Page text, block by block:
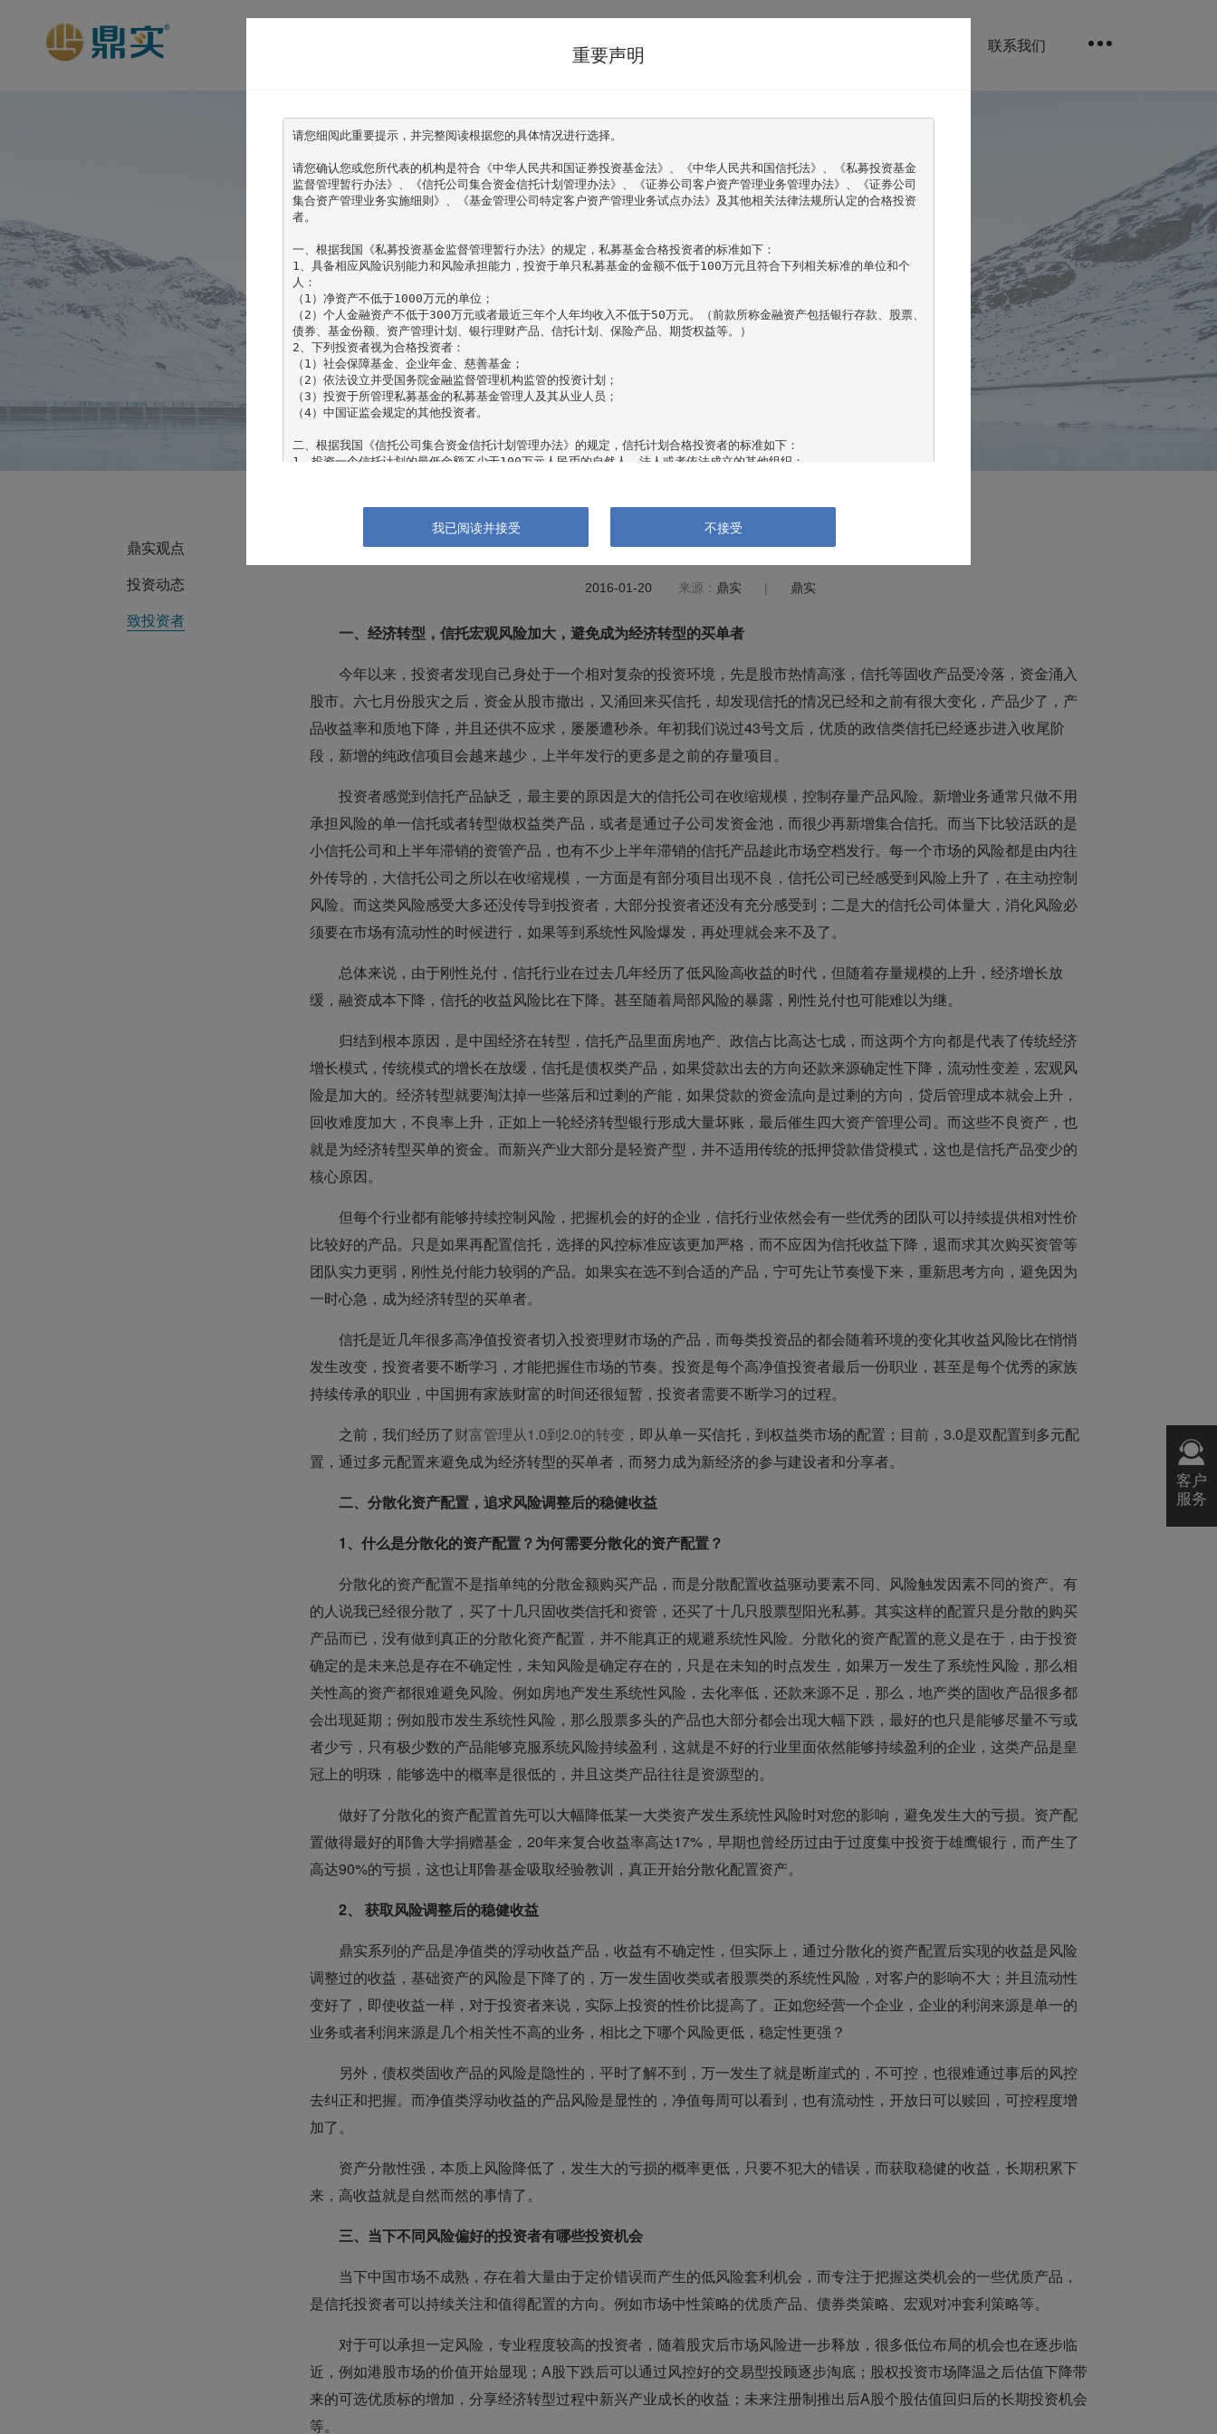
关于鼎实 联系我们
鼎实观点
投资动态
致投资者
财富管理3.0，避免成为经济转型的买单者（2016年）
2016-01-20 来源： 鼎实 | 鼎实
一、经济转型，信托宏观风险加大，避免成为经济转型的买单者
今年以来，投资者发现自己身处于一个相对复杂的投资环境，先是股市热情高涨，信托等固收产品受冷落，资金涌入
股市。六七月份股灾之后，资金从股市撤出，又涌回来买信托，却发现信托的情况已经和之前有很大变化，产品少了，产
品收益率和质地下降，并且还供不应求，屡屡遭秒杀。年初我们说过43号文后，优质的政信类信托已经逐步进入收尾阶
段，新增的纯政信项目会越来越少，上半年发行的更多是之前的存量项目。
投资者感觉到信托产品缺乏，最主要的原因是大的信托公司在收缩规模，控制存量产品风险。新增业务通常只做不用
承担风险的单一信托或者转型做权益类产品，或者是通过子公司发资金池，而很少再新增集合信托。而当下比较活跃的是
小信托公司和上半年滞销的资管产品，也有不少上半年滞销的信托产品趁此市场空档发行。每一个市场的风险都是由内往
外传导的，大信托公司之所以在收缩规模，一方面是有部分项目出现不良，信托公司已经感受到风险上升了，在主动控制
风险。而这类风险感受大多还没传导到投资者，大部分投资者还没有充分感受到；二是大的信托公司体量大，消化风险必
须要在市场有流动性的时候进行，如果等到系统性风险爆发，再处理就会来不及了。
总体来说，由于刚性兑付，信托行业在过去几年经历了低风险高收益的时代，但随着存量规模的上升，经济增长放
缓，融资成本下降，信托的收益风险比在下降。甚至随着局部风险的暴露，刚性兑付也可能难以为继。
归结到根本原因，是中国经济在转型，信托产品里面房地产、政信占比高达七成，而这两个方向都是代表了传统经济
增长模式，传统模式的增长在放缓，信托是债权类产品，如果贷款出去的方向还款来源确定性下降，流动性变差，宏观风
险是加大的。经济转型就要淘汰掉一些落后和过剩的产能，如果贷款的资金流向是过剩的方向，贷后管理成本就会上升，
回收难度加大，不良率上升，正如上一轮经济转型银行形成大量坏账，最后催生四大资产管理公司。而这些不良资产，也
就是为经济转型买单的资金。而新兴产业大部分是轻资产型，并不适用传统的抵押贷款借贷模式，这也是信托产品变少的
核心原因。
但每个行业都有能够持续控制风险，把握机会的好的企业，信托行业依然会有一些优秀的团队可以持续提供相对性价
比较好的产品。只是如果再配置信托，选择的风控标准应该更加严格，而不应因为信托收益下降，退而求其次购买资管等
团队实力更弱，刚性兑付能力较弱的产品。如果实在选不到合适的产品，宁可先让节奏慢下来，重新思考方向，避免因为
一时心急，成为经济转型的买单者。
信托是近几年很多高净值投资者切入投资理财市场的产品，而每类投资品的都会随着环境的变化其收益风险比在悄悄
发生改变，投资者要不断学习，才能把握住市场的节奏。投资是每个高净值投资者最后一份职业，甚至是每个优秀的家族
持续传承的职业，中国拥有家族财富的时间还很短暂，投资者需要不断学习的过程。
之前，我们经历了财富管理从1.0到2.0的转变 ，即从单一买信托，到权益类市场的配置；目前，3.0是双配置到多元配
置，通过多元配置来避免成为经济转型的买单者，而努力成为新经济的参与建设者和分享者。
二、分散化资产配置，追求风险调整后的稳健收益
1、什么是分散化的资产配置？为何需要分散化的资产配置？
分散化的资产配置不是指单纯的分散金额购买产品，而是分散配置收益驱动要素不同、风险触发因素不同的资产。有
的人说我已经很分散了，买了十几只固收类信托和资管，还买了十几只股票型阳光私募。其实这样的配置只是分散的购买
产品而已，没有做到真正的分散化资产配置，并不能真正的规避系统性风险。分散化的资产配置的意义是在于，由于投资
确定的是未来总是存在不确定性，未知风险是确定存在的，只是在未知的时点发生，如果万一发生了系统性风险，那么相
关性高的资产都很难避免风险。例如房地产发生系统性风险，去化率低，还款来源不足，那么，地产类的固收产品很多都
会出现延期；例如股市发生系统性风险，那么股票多头的产品也大部分都会出现大幅下跌，最好的也只是能够尽量不亏或
者少亏，只有极少数的产品能够克服系统风险持续盈利，这就是不好的行业里面依然能够持续盈利的企业，这类产品是皇
冠上的明珠，能够选中的概率是很低的，并且这类产品往往是资源型的。
做好了分散化的资产配置首先可以大幅降低某一大类资产发生系统性风险时对您的影响，避免发生大的亏损。资产配
置做得最好的耶鲁大学捐赠基金，20年来复合收益率高达17%，早期也曾经历过由于过度集中投资于雄鹰银行，而产生了
高达90%的亏损，这也让耶鲁基金吸取经验教训，真正开始分散化配置资产。
2、 获取风险调整后的稳健收益
鼎实系列的产品是净值类的浮动收益产品，收益有不确定性，但实际上，通过分散化的资产配置后实现的收益是风险
调整过的收益，基础资产的风险是下降了的，万一发生固收类或者股票类的系统性风险，对客户的影响不大；并且流动性
变好了，即使收益一样，对于投资者来说，实际上投资的性价比提高了。正如您经营一个企业，企业的利润来源是单一的
业务或者利润来源是几个相关性不高的业务，相比之下哪个风险更低，稳定性更强？
另外，债权类固收产品的风险是隐性的，平时了解不到，万一发生了就是断崖式的，不可控，也很难通过事后的风控
去纠正和把握。而净值类浮动收益的产品风险是显性的，净值每周可以看到，也有流动性，开放日可以赎回，可控程度增
加了。
资产分散性强，本质上风险降低了，发生大的亏损的概率更低，只要不犯大的错误，而获取稳健的收益，长期积累下
来，高收益就是自然而然的事情了。
三、当下不同风险偏好的投资者有哪些投资机会
当下中国市场不成熟，存在着大量由于定价错误而产生的低风险套利机会，而专注于把握这类机会的一些优质产品，
是信托投资者可以持续关注和值得配置的方向。例如市场中性策略的优质产品、 债券类策略、宏观对冲套利策略等。
对于可以承担一定风险，专业程度较高的投资者，随着股灾后市场风险进一步释放，很多低位布局的机会也在逐步临
近，例如港股市场的价值开始显现；A股下跌后可以通过风控好的交易型投顾逐步淘底；股权投资市场降温之后估值下降带
来的可选优质标的增加，分享经济转型过程中新兴产业成长的收益；未来注册制推出后A股个股估值回归后的长期投资机会
等。
重要声明
请您细阅此重要提示，并完整阅读根据您的具体情况进行选择。
请您确认您或您所代表的机构是符合《中华人民共和国证券投资基金法》、《中华人民共和国信托法》、《私募投资基金
监督管理暂行办法》、《信托公司集合资金信托计划管理办法》、《证券公司客户资产管理业务管理办法》、《证券公司
集合资产管理业务实施细则》、《基金管理公司特定客户资产管理业务试点办法》及其他相关法律法规所认定的合格投资
者。
一、根据我国《私募投资基金监督管理暂行办法》的规定，私募基金合格投资者的标准如下：
1、具备相应风险识别能力和风险承担能力，投资于单只私募基金的金额不低于100万元且符合下列相关标准的单位和个
人：
（1）净资产不低于1000万元的单位；
（2）个人金融资产不低于300万元或者最近三年个人年均收入不低于50万元。（前款所称金融资产包括银行存款、股票、
债券、基金份额、资产管理计划、银行理财产品、信托计划、保险产品、期货权益等。）
2、下列投资者视为合格投资者：
（1）社会保障基金、企业年金、慈善基金；
（2）依法设立并受国务院金融监督管理机构监管的投资计划；
（3）投资于所管理私募基金的私募基金管理人及其从业人员；
（4）中国证监会规定的其他投资者。
二、根据我国《信托公司集合资金信托计划管理办法》的规定，信托计划合格投资者的标准如下：
1、投资一个信托计划的最低金额不少于100万元人民币的自然人、法人或者依法成立的其他组织；
且能提供相关收入证明的自然人。
三、根据我国《证券公司客户资产管理业务管理办法》的规定，集合资产管理计划合格投资者的标准如下：
如果确认您或您所代表的机构是一名“合格投资者”，并将遵守适用的有关法规请点击“接受”键以继续浏览本公司网站。如
布的信息、观点和数据有可能因所基于的信息发布日之后的情势或其他因素的变更而不再准确或失效，本公司不承诺及时
更新不准确或过时的信息、观点以及数据。
本网站介绍的信息、观点和数据仅供一般性参考，不应被视为购买或销售任何金融产品的某种要约，亦非对任何交易的正
投资者不应依赖本网站所提供的数据做出投资决策，在做出投资决策前应认真阅读相关产品合同及风险揭示等宣传推介文
件，并自行承担投资风险。
我已阅读并接受 不接受
客户
服务